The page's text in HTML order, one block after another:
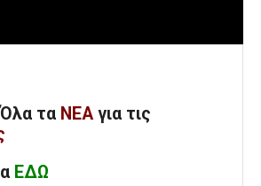
τα ΝΕΑ για τις
ΕΔΩ